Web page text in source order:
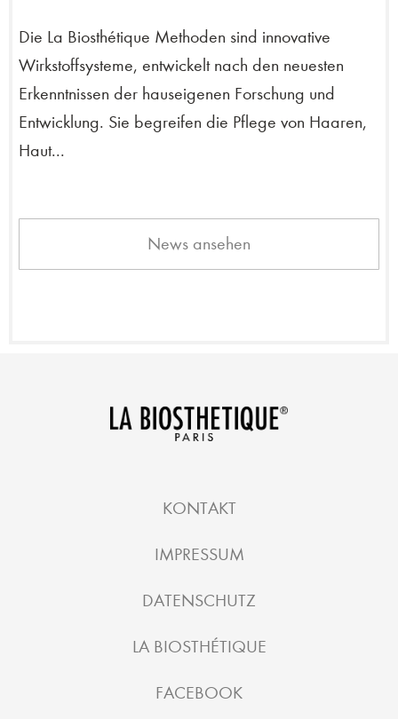
Die La Biosthétique Methoden sind innovative
Wirkstoffsysteme, entwickelt nach den neuesten
Erkenntnissen der hauseigenen Forschung und
Entwicklung. Sie begreifen die Pflege von Haaren,
Haut...
News ansehen
KONTAKT
IMPRESSUM
DATENSCHUTZ
LA BIOSTHÉTIQUE
FACEBOOK